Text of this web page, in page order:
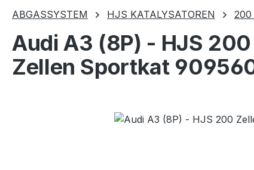
ABGASSYSTEM HJS KATALYSATOREN 200
Audi A3 (8P) - HJS 200
Zellen Sportkat
Bildergalerie überspringen